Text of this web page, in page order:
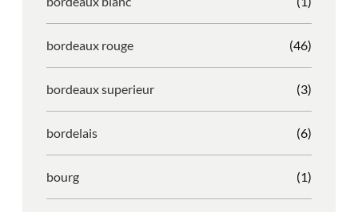
bordeaux rouge (46)
bordeaux superieur (3)
bordelais (6)
bourg (1)